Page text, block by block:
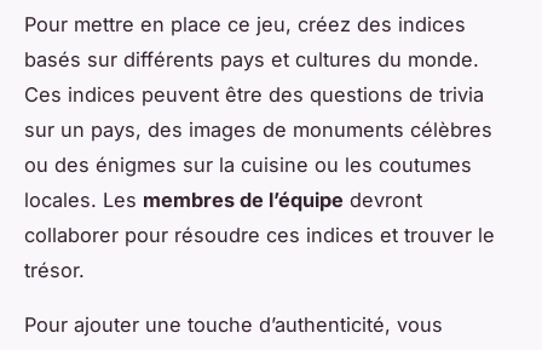
Pour mettre en place ce jeu, créez des indices
basés sur différents pays et cultures du monde.
Ces indices peuvent être des questions de trivia
sur un pays, des images de monuments célèbres
ou des énigmes sur la cuisine ou les coutumes
locales. Les membres de l’équipe devront
collaborer pour résoudre ces indices et trouver le
trésor.
Pour ajouter une touche d’authenticité, vous